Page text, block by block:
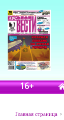
16+
Главная страница